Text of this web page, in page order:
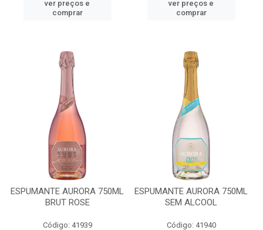
ver preços e
comprar
ver preços e
comprar
ESPUMANTE AURORA 750ML
BRUT ROSE
Código: 41939
ESPUMANTE AURORA 750ML
SEM ALCOOL
Código: 41940